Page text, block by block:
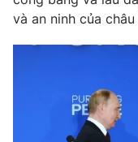
và an ninh của châu